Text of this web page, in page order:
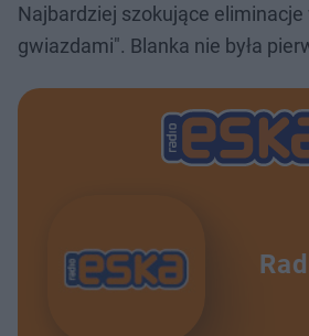
Najbardziej szokujące eliminacje
gwiazdami". Blanka nie była